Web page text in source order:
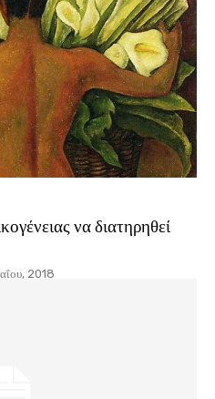
να διατηρηθεί
2018